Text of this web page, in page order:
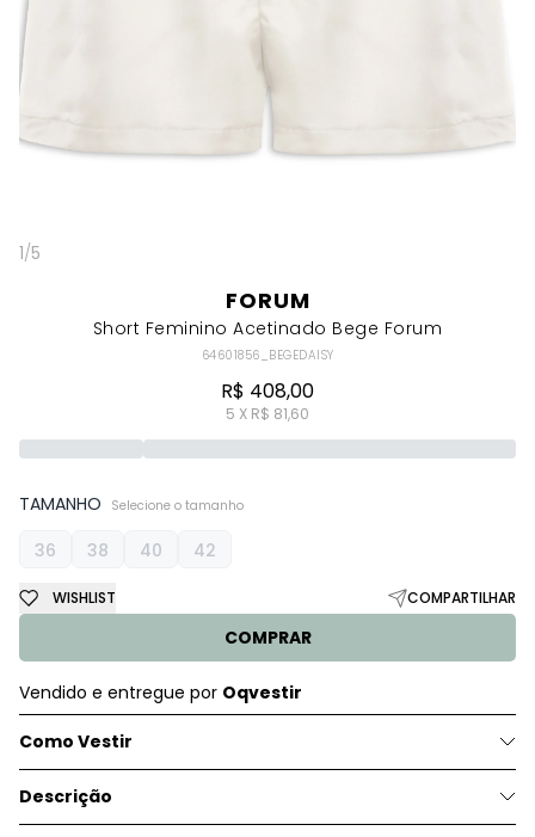
1/5
FORUM
Short Feminino Acetinado Bege Forum
64601856_BEGEDAISY
R$ 408,00
5 X R$ 81,60
TAMANHO Selecione o tamanho
36 38 40 42
COMPRAR
WISHLIST COMPARTILHAR
Vendido e entregue por Oqvestir
Como Vestir
Descrição